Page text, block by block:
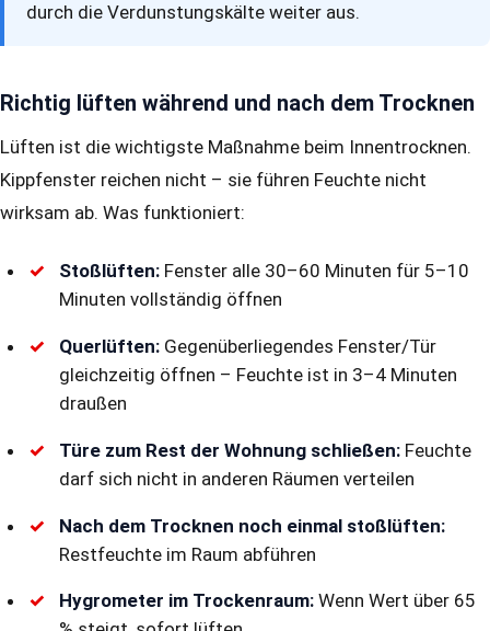
durch die Verdunstungskälte weiter aus.
Richtig lüften während und nach dem Trocknen
Lüften ist die wichtigste Maßnahme beim Innentrocknen.
Kippfenster reichen nicht – sie führen Feuchte nicht
wirksam ab. Was funktioniert:
Stoßlüften:Fenster alle 30–60 Minuten für 5–10
Minuten vollständig öffnen
Querlüften:Gegenüberliegendes Fenster/Tür
gleichzeitig öffnen – Feuchte ist in 3–4 Minuten
draußen
Türe zum Rest der Wohnung schließen:Feuchte
darf sich nicht in anderen Räumen verteilen
Nach dem Trocknen noch einmal stoßlüften:
Restfeuchte im Raum abführen
Hygrometer im Trockenraum:Wenn Wert über 65